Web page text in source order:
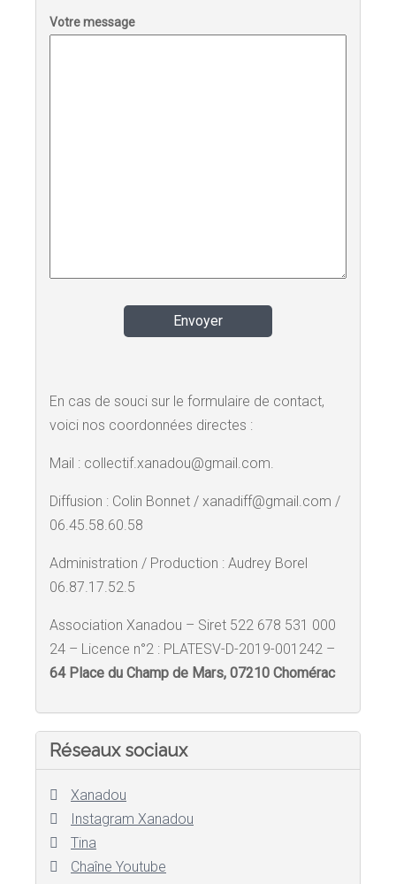
Votre message
En cas de souci sur le formulaire de contact,
voici nos coordonnées directes :
Mail : collectif.xanadou@gmail.com.
Diffusion : Colin Bonnet / xanadiff@gmail.com /
06.45.58.60.58
Administration / Production : Audrey Borel
06.87.17.52.5
Association Xanadou – Siret 522 678 531 000
24 – Licence n°2 : PLATESV-D-2019-001242 –
64 Place du Champ de Mars, 07210 Chomérac
Réseaux sociaux
Xanadou
Instagram Xanadou
Tina
Chaîne Youtube